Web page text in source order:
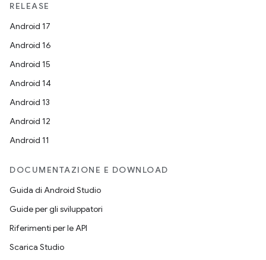
RELEASE
Android 17
Android 16
Android 15
Android 14
Android 13
Android 12
Android 11
DOCUMENTAZIONE E DOWNLOAD
Guida di Android Studio
Guide per gli sviluppatori
Riferimenti per le API
Scarica Studio